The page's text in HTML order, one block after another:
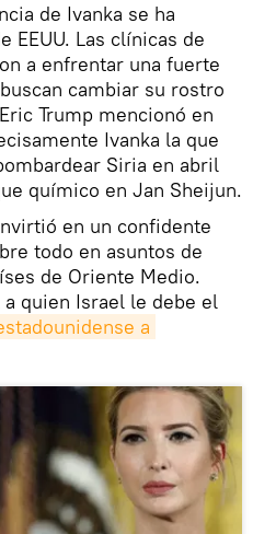
de Ivanka se ha
EEUU. Las clínicas de
a enfrentar una fuerte
cambiar su rostro
Trump mencionó en
Ivanka la que
Siria en abril
químico en Jan Sheijun.
en un confidente
todo en asuntos de
de Oriente Medio.
quien Israel le debe el
a